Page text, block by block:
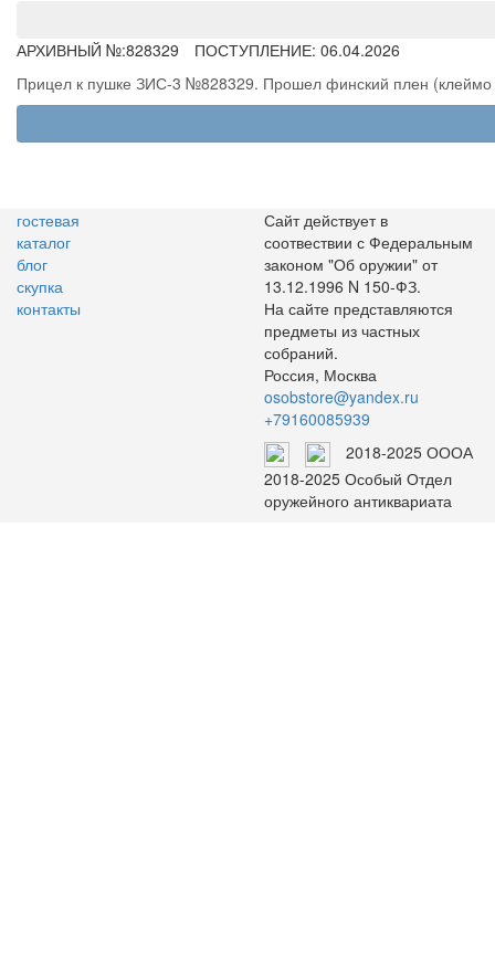
АРХИВНЫЙ №:828329
ПОСТУПЛЕНИЕ: 06.04.2026
Прицел к пушке ЗИС-3 №828329. Прошел финский плен (клеймо
гостевая
каталог
блог
скупка
контакты
Сайт действует в
соотвествии с Федеральным
законом "Об оружии" от
13.12.1996 N 150-ФЗ.
На сайте представляются
предметы из частных
собраний.
Россия, Москва
osobstore@yandex.ru
+79160085939
2018-2025 ОООА
2018-2025 Особый Отдел
оружейного антиквариата